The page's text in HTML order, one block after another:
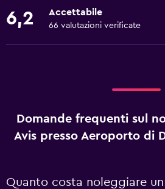
6,2 Accettabile
66 valutazioni verificate
Domande frequenti sul
Avis presso Aeroporto di
Quanto costa noleggiare